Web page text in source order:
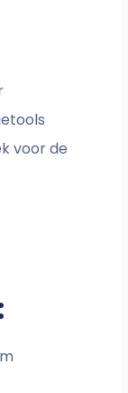
voor de